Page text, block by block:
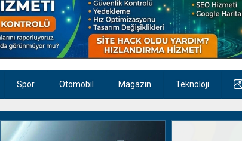
Spor Otomobil Magazin Teknoloji